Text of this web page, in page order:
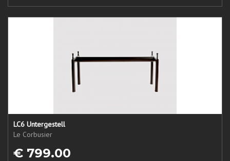
LC6 Untergestell
Le Corbusier
€ 799.00